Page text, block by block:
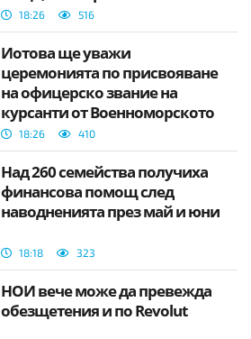
18:26 516
Йотова ще уважи
церемонията по присвояване
на офицерско звание на
курсанти от Военноморското
училище
18:26 410
Над 260 семейства получиха
финансова помощ след
наводненията през май и юни
18:18 323
НОИ вече може да превежда
обезщетения и по Revolut